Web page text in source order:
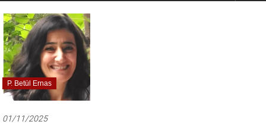
Önce
Türkiye
Cumhuriyeti…
P. Betül Ernas
01/11/2025